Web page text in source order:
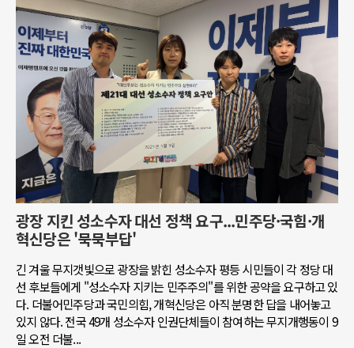
광장 지킨 성소수자 대선 정책 요구...민주당·국힘·개
혁신당은 '묵묵부답'
긴 겨울 무지갯빛으로 광장을 밝힌 성소수자 평등 시민들이 각 정당 대
선 후보들에게 "성소수자 지키는 민주주의"를 위한 공약을 요구하고 있
다. 더불어민주당과 국민의힘, 개혁신당은 아직 분명한 답을 내어놓고
있지 않다. 전국 49개 성소수자 인권단체들이 참여하는 무지개행동이 9
일 오전 더불...